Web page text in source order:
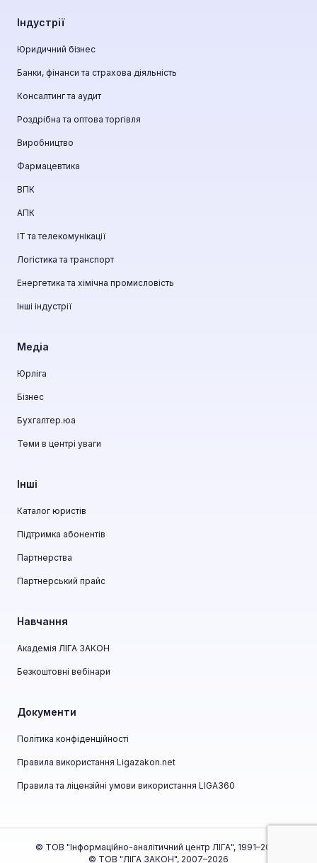
Індустрії
Юридичний бізнес
Банки, фінанси та страхова діяльність
Консалтинг та аудит
Роздрібна та оптова торгівля
Виробництво
Фармацевтика
ВПК
АПК
ІТ та телекомунікації
Логістика та транспорт
Енергетика та хімічна промисловість
Інші індустрії
Медіа
Юрліга
Бізнес
Бухгалтер.юа
Теми в центрі уваги
Інші
Каталог юристів
Підтримка абонентів
Партнерства
Партнерський прайс
Навчання
Академія ЛІГА ЗАКОН
Безкоштовні вебінари
Документи
Політика конфіденційності
Правила використання Ligazakon.net
Правила та ліцензійні умови використання LIGA360
© ТОВ "Інформаційно-аналітичний центр ЛІГА", 1991–2026
© ТОВ "ЛІГА ЗАКОН", 2007–2026